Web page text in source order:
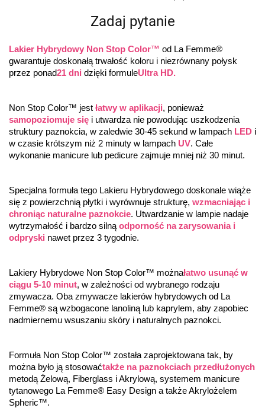
Zadaj pytanie
Lakier Hybrydowy Non Stop Color™ od La Femme®
gwarantuje doskonałą trwałość koloru i niezrównany połysk
przez ponad21 dni dzięki formuleUltra HD.
Non Stop Color™ jest łatwy w aplikacji
samopoziomuje się i utwardza nie powodując uszkodzenia
struktury paznokcia, w zaledwie 30-45 sekund w lampach LED i
w czasie krótszym niż 2 minuty w lampach UV. Całe
wykonanie manicure lub pedicure zajmuje mniej niż 30 minut.
Specjalna formuła tego Lakieru Hybrydowego doskonale wiąże
się z powierzchnią płytki i wyrównuje strukturę, wzmacniając i
chroniąc naturalne paznokcie. Utwardzanie w lampie nadaje
wytrzymałość i bardzo silną odporność na zarysowania i
odpryski nawet przez 3 tygodnie.
Lakiery Hybrydowe Non Stop Color™ możnałatwo usunąć w
ciągu 5-10 minut, w zależności od wybranego rodzaju
zmywacza. Oba zmywacze lakierów hybrydowych od La
Femme® są wzbogacone lanoliną lub kaprylem, aby zapobiec
nadmiernemu wsuszaniu skóry i naturalnych paznokci.
Formuła Non Stop Color™ została zaprojektowana tak, by
można było ją stosowaćtakże na paznokciach przedłużonych
metodą Żelową, Fiberglass i Akrylową, systemem manicure
tytanowego La Femme® Easy Design a także Akrylożelem
Spheric™.